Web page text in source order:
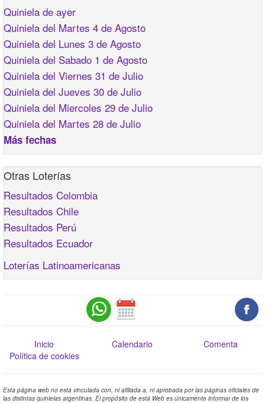
Quiniela de ayer
Quiniela del Martes 4 de Agosto
Quiniela del Lunes 3 de Agosto
Quiniela del Sabado 1 de Agosto
Quiniela del Viernes 31 de Julio
Quiniela del Jueves 30 de Julio
Quiniela del Miercoles 29 de Julio
Quiniela del Martes 28 de Julio
Más fechas
Otras Loterías
Resultados Colombia
Resultados Chile
Resultados Perú
Resultados Ecuador
Loterías Latinoamericanas
Inicio Calendario
Comenta
Política de cookies
Esta página web no está vinculada con, ni afiliada a, ni aprobada por las páginas oficiales de
las distintas quinielas argentinas. El propósito de está Web es únicamente informar de los